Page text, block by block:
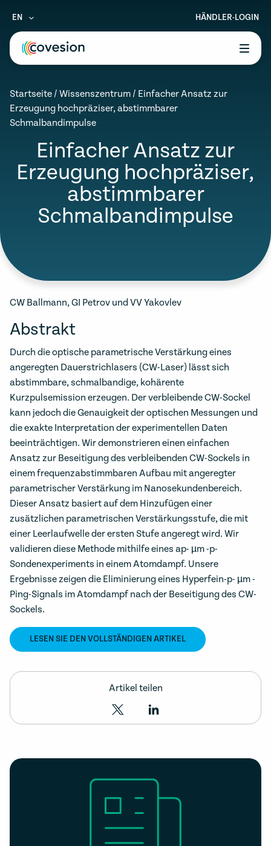
menu
menu
menu
EN HÄNDLER-LOGIN
Startseite / Wissenszentrum / Einfacher Ansatz zur
Erzeugung hochpräziser, abstimmbarer
Schmalbandimpulse
Einfacher Ansatz zur
Erzeugung hochpräziser,
abstimmbarer
Schmalbandimpulse
CW Ballmann, GI Petrov und VV Yakovlev
Abstrakt
Durch die optische parametrische Verstärkung eines
angeregten Dauerstrichlasers (CW-Laser) lässt sich
abstimmbare, schmalbandige, kohärente
Kurzpulsemission erzeugen. Der verbleibende CW-Sockel
kann jedoch die Genauigkeit der optischen Messungen und
die exakte Interpretation der experimentellen Daten
beeinträchtigen. Wir demonstrieren einen einfachen
Ansatz zur Beseitigung des verbleibenden CW-Sockels in
einem frequenzabstimmbaren Aufbau mit angeregter
parametrischer Verstärkung im Nanosekundenbereich.
Dieser Ansatz basiert auf dem Hinzufügen einer
zusätzlichen parametrischen Verstärkungsstufe, die mit
einer Leerlaufwelle der ersten Stufe angeregt wird. Wir
validieren diese Methode mithilfe eines ap- µm -p-
Sondenexperiments in einem Atomdampf. Unsere
Ergebnisse zeigen die Eliminierung eines Hyperfein-p- µm -
Ping-Signals im Atomdampf nach der Beseitigung des CW-
Sockels.
LESEN SIE DEN VOLLSTÄNDIGEN ARTIKEL
Artikel teilen